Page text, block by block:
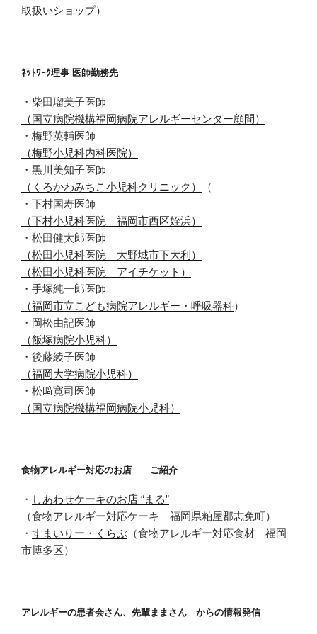
取扱いショップ）
ﾈｯﾄﾜｰｸ理事 医師勤務先
・柴田瑠美子医師
（国立病院機構福岡病院アレルギーセンター顧問）
・梅野英輔医師
（梅野小児科内科医院）
・黒川美知子医師
（くろかわみちこ小児科クリニック）
（
・下村国寿医師
（下村小児科医院 福岡市西区姪浜）
・松田健太郎医師
（松田小児科医院 大野城市下大利）
（松田小児科医院 アイチケット）
・手塚純一郎医師
（福岡市立こども病院アレルギー・呼吸器科）
・岡松由記医師
（飯塚病院小児科）
・後藤綾子医師
（福岡大学病院小児科）
・松﨑寛司医師
（国立病院機構福岡病院小児科）
食物アレルギー対応のお店 ご紹介
・ しあわせケーキのお店 “まる”
（食物アレルギー対応ケーキ 福岡県粕屋郡志免町）
・ すまいりー・くらぶ （食物アレルギー対応食材 福岡
市博多区）
アレルギーの患者会さん、先輩ままさん からの情報発信